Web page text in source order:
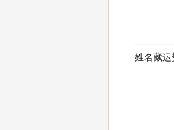
姓名藏运